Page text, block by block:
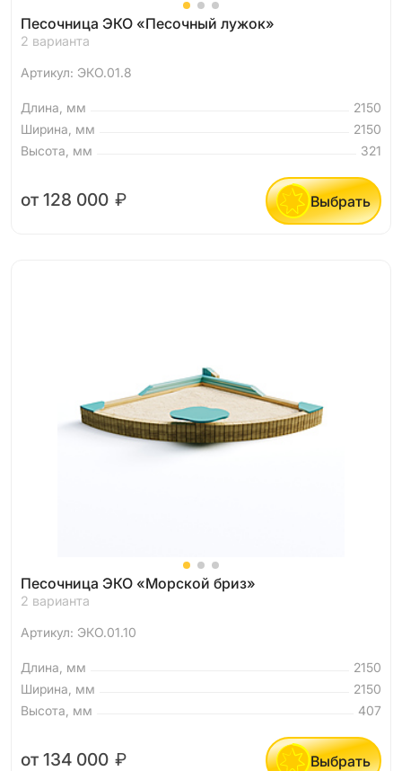
Песочница ЭКО «Песочный лужок»
2 варианта
Артикул: ЭКО.01.8
Длина, мм
2150
Ширина, мм
2150
Высота, мм
321
от 128 000 ₽ Выбрать
Песочница ЭКО «Морской бриз»
2 варианта
Артикул: ЭКО.01.10
Длина, мм
2150
Ширина, мм
2150
Высота, мм
407
от 134 000 ₽ Выбрать